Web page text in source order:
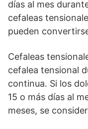
días al mes
cefaleas
pueden
Cefaleas
cefalea tensional
continua. Si los
15 o más días al
meses, se